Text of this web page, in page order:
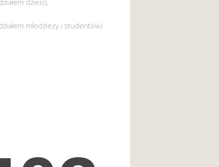
młodzieży i studentów)